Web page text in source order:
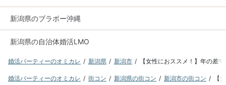
新潟県のブラボー沖縄
新潟県の自治体婚活LMO
婚活パーティーのオミカレ 新潟県 新潟市 【女性におススメ！】年の差
婚活パーティーのオミカレ 街コン 新潟県の街コン 新潟市の街コン 【